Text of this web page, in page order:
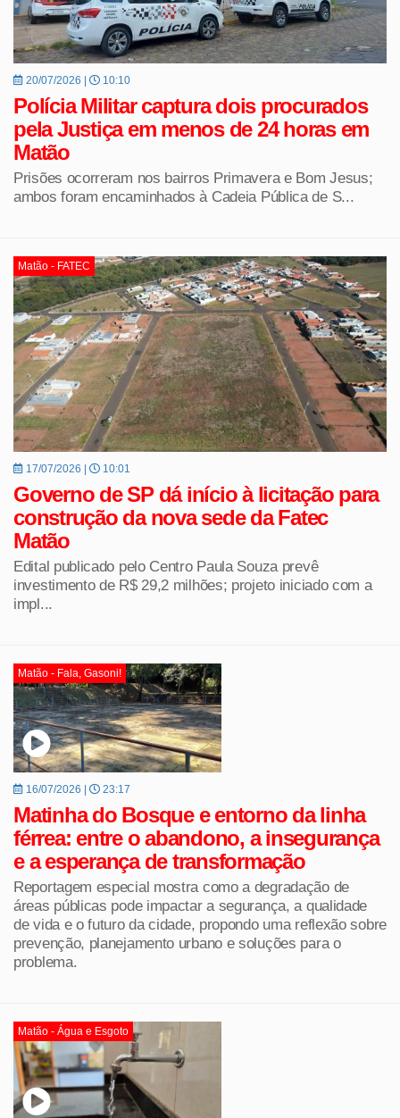
20/07/2026 | 10:10
Polícia Militar captura dois procurados
pela Justiça em menos de 24 horas em
Matão
Prisões ocorreram nos bairros Primavera e Bom Jesus;
ambos foram encaminhados à Cadeia Pública de S...
Matão - FATEC
17/07/2026 | 10:01
Governo de SP dá início à licitação para
construção da nova sede da Fatec
Matão
Edital publicado pelo Centro Paula Souza prevê
investimento de R$ 29,2 milhões; projeto iniciado com a
impl...
Matão - Fala, Gasoni!
16/07/2026 | 23:17
Matinha do Bosque e entorno da linha
férrea: entre o abandono, a insegurança
e a esperança de transformação
Reportagem especial mostra como a degradação de
áreas públicas pode impactar a segurança, a qualidade
de vida e o futuro da cidade, propondo uma reflexão sobre
prevenção, planejamento urbano e soluções para o
problema.
Matão - Água e Esgoto